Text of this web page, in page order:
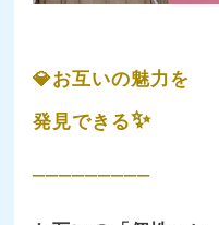
💎お互いの魅力を
発見できる✨